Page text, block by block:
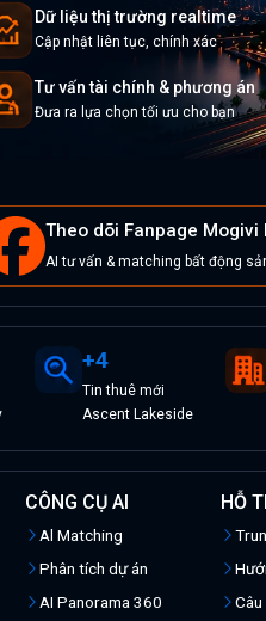
Dữ liệu thị trường realtime
Cập nhật liên tục, chính xác
Tư vấn tài chính & phương án
Đưa ra lựa chọn tối ưu cho bạn
Theo dõi Fanpage Mogivi
AI tư vấn & matching bất động
+4
Tinthuêmới
Ascent Lakeside
CÔNG CỤ AI
Al Matching
Phân tích dự án
AI Panorama 360
HỖ